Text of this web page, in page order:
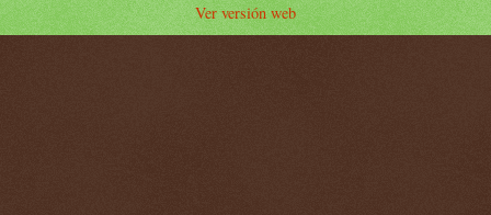
Ver versión web